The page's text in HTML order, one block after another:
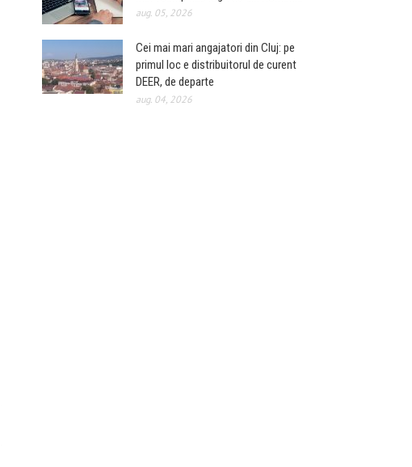
aug. 05, 2026
Cei mai mari angajatori din Cluj: pe
primul loc e distribuitorul de curent
DEER, de departe
aug. 04, 2026